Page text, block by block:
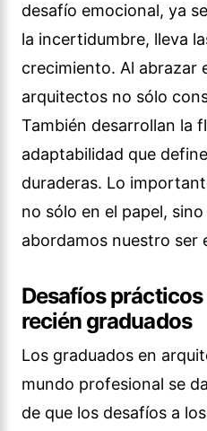
desafío emocional, ya
la incertidumbre, lleva
crecimiento. Al abrazar
arquitectos no sólo
También desarrollan la
adaptabilidad que
duraderas. Lo
no sólo en el papel,
abordamos nuestro ser
Desafíos
recién graduados
Los graduados en
mundo profesional se
de que los desafíos a